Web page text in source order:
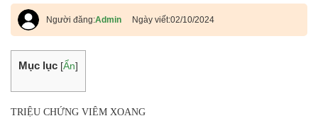
Người đăng:Admin Ngày viết:02/10/2024
Mục lục [Ẩn]
TRIỆU CHỨNG VIÊM XOANG